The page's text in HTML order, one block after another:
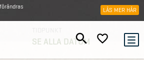
LÄS MER HÄR
SE ALLA DATUM
Mauritius | Malmö